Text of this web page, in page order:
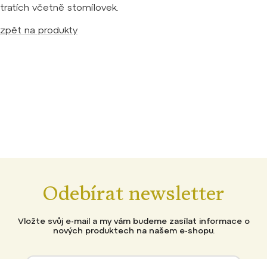
tratích včetně stomílovek.
zpět na produkty
Odebírat newsletter
Vložte svůj e-mail a my vám budeme zasílat informace o
nových produktech na našem e-shopu.